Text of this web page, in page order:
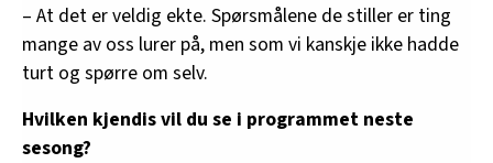
– At det er veldig ekte. Spørsmålene de stiller er ting
mange av oss lurer på, men som vi kanskje ikke hadde
turt og spørre om selv.
Hvilken kjendis vil du se i programmet neste
sesong?